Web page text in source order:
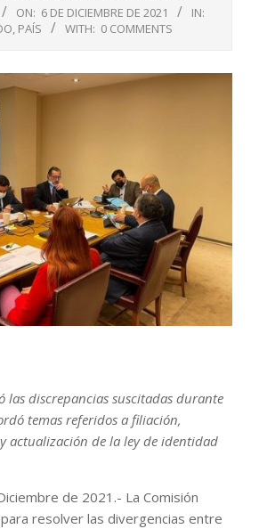
ON: 6 DE DICIEMBRE DE 2021
IN:
, PAÍS WITH: 0 COMMENTS
las discrepancias suscitadas durante
temas referidos a filiación,
y actualización de la ley de identidad
de 2021.- La Comisión
resolver las divergencias entre